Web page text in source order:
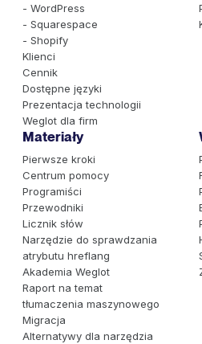
- WordPress
- Squarespace
- Shopify
Klienci
Cennik
Dostępne języki
Prezentacja technologii
Weglot dla firm
Materiały
Pierwsze kroki
Centrum pomocy
Programiści
Przewodniki
Licznik słów
Narzędzie do sprawdzania
atrybutu hreflang
Akademia Weglot
Raport na temat
tłumaczenia maszynowego
Migracja
Alternatywy dla narzędzia